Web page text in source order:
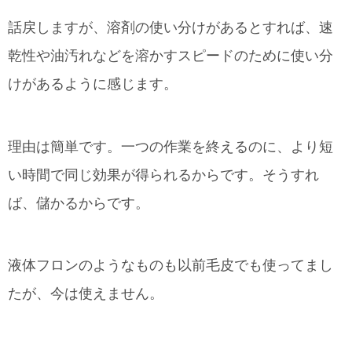
話戻しますが、溶剤の使い分けがあるとすれば、速
乾性や油汚れなどを溶かすスピードのために使い分
けがあるように感じます。
理由は簡単です。一つの作業を終えるのに、より短
い時間で同じ効果が得られるからです。そうすれ
ば、儲かるからです。
液体フロンのようなものも以前毛皮でも使ってまし
たが、今は使えません。